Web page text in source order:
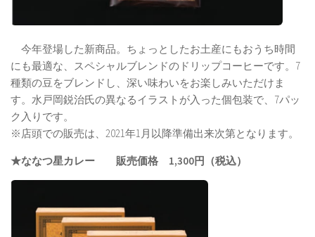
今年登場した新商品。ちょっとしたお土産にもおうち時間
にも最適な、スペシャルブレンドのドリップコーヒーです。7
種類の豆をブレンドし、深い味わいをお楽しみいただけま
す。水戸岡鋭治氏の異なるイラストが入った個包装で、7パッ
ク入りです。
※店頭での販売は、2021年1月以降準備出来次第となります。
★ななつ星カレー 販売価格 1,300円（税込）